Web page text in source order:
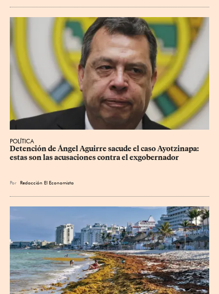
POLÍTICA
Detención de Ángel Aguirre sacude el caso Ayotzinapa:
estas son las acusaciones contra el exgobernador
Por Redacción El Economista